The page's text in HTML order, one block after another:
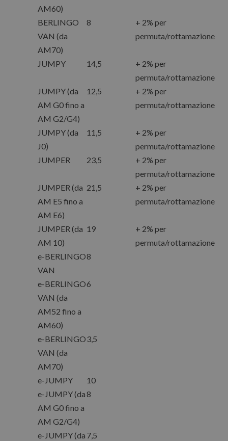
AM60)
BERLINGO
VAN (da
AM70)
8
+ 2% per
permuta/rottamazione
JUMPY 14,5
+ 2% per
permuta/rottamazione
JUMPY (da
AM G0 fino a
AM G2/G4)
12,5
+ 2% per
permuta/rottamazione
JUMPY (da
J0)
11,5
+ 2% per
permuta/rottamazione
JUMPER
23,5
+ 2% per
permuta/rottamazione
JUMPER (da
AM E5 fino a
AM E6)
21,5
+ 2% per
permuta/rottamazione
JUMPER (da
AM 10)
19
+ 2% per
permuta/rottamazione
e-BERLINGO
VAN
8
e-BERLINGO
VAN (da
AM52 fino a
AM60)
6
e-BERLINGO
VAN (da
AM70)
3,5
e-JUMPY
10
e-JUMPY (da
AM G0 fino a
AM G2/G4)
8
e-JUMPY (da 7,5